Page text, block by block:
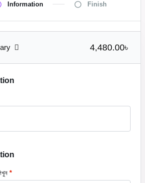
Information Finish
4,480.00৳
*